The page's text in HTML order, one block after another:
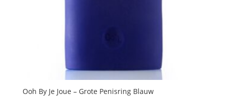
Ooh By Je Joue – Grote Penisring Blauw